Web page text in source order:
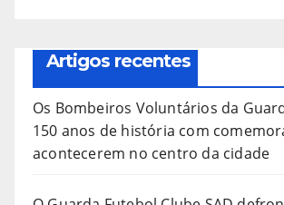
Artigos recentes
Os Bombeiros Voluntários da
150 anos de história com
acontecerem no centro da cidade